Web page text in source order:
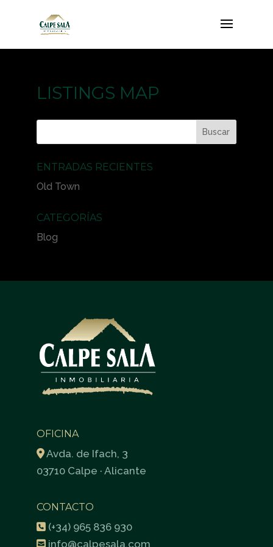
LISTINGS MAP
ENTRADAS RECIENTES
Old Town
CATEGORÍAS
Blog
OFICINA
Avda. de Ifach, 3
03710 Calpe · Alicante
CONTACTO
(+34) 965 836 930
info@calpesala.com